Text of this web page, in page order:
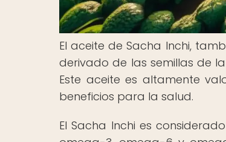
El aceite de Sacha Inchi,
derivado de las semillas de
Este aceite es altamente
beneficios para la salud.
El Sacha Inchi es